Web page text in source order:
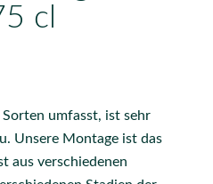
cl
umfasst, ist sehr
Unsere Montage ist das
aus verschiedenen